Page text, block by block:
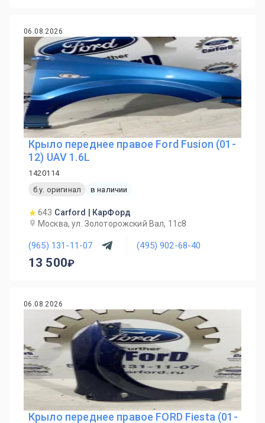
06.08.2026
Крыло переднее правое Ford Fusion (01-
12) UAV 1.6L
1420114
б.у. оригинал
в наличии
643 Carford | КарФорд
Москва, ул. Золоторожский Вал, 11с8
(965) 131-11-07 (495) 902-68-40
13 500
06.08.2026
Крыло переднее правое FORD Fiesta (01-